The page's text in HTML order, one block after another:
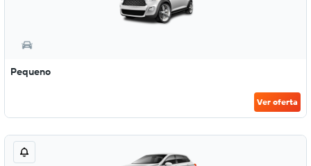
Pequeno
Ver oferta